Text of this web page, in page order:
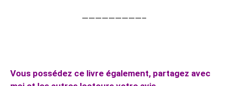
—————————–
Vous possédez ce livre également, partagez avec